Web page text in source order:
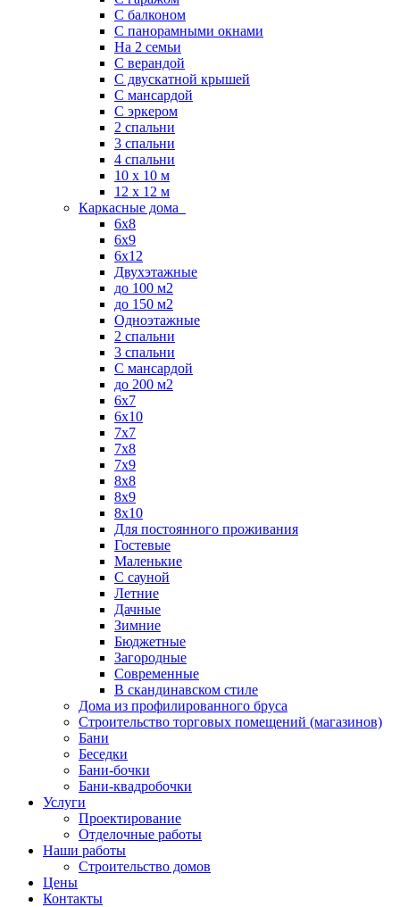
С балконом
С панорамными окнами
На 2 семьи
С верандой
С двускатной крышей
С мансардой
С эркером
2 спальни
3 спальни
4 спальни
10 x 10 м
12 x 12 м
Каркасные дома
6х8
6х9
6х12
Двухэтажные
до 100 м2
до 150 м2
Одноэтажные
2 спальни
3 спальни
С мансардой
до 200 м2
6х7
6х10
7х7
7х8
7х9
8х8
8х9
8х10
Для постоянного проживания
Гостевые
Маленькие
С сауной
Летние
Дачные
Зимние
Бюджетные
Загородные
Современные
В скандинавском стиле
Дома из профилированного бруса
Строительство торговых помещений (магазинов)
Бани
Беседки
Бани-бочки
Бани-квадробочки
Услуги
Проектирование
Отделочные работы
Наши работы
Строительство домов
Цены
Контакты